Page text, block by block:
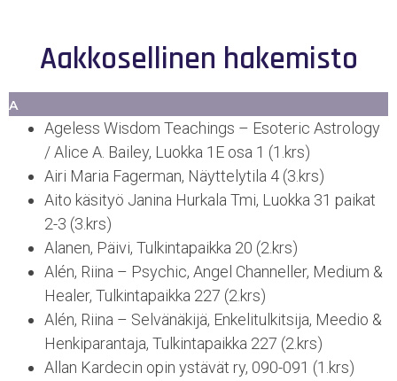
Aakkosellinen hakemisto
A
Ageless Wisdom Teachings – Esoteric Astrology
/ Alice A. Bailey, Luokka 1E osa 1 (1.krs)
Airi Maria Fagerman, Näyttelytila 4 (3.krs)
Aito käsityö Janina Hurkala Tmi, Luokka 31 paikat
2-3 (3.krs)
Alanen, Päivi, Tulkintapaikka 20 (2.krs)
Alén, Riina – Psychic, Angel Channeller, Medium &
Healer, Tulkintapaikka 227 (2.krs)
Alén, Riina – Selvänäkijä, Enkelitulkitsija, Meedio &
Henkiparantaja, Tulkintapaikka 227 (2.krs)
Allan Kardecin opin ystävät ry, 090-091 (1.krs)